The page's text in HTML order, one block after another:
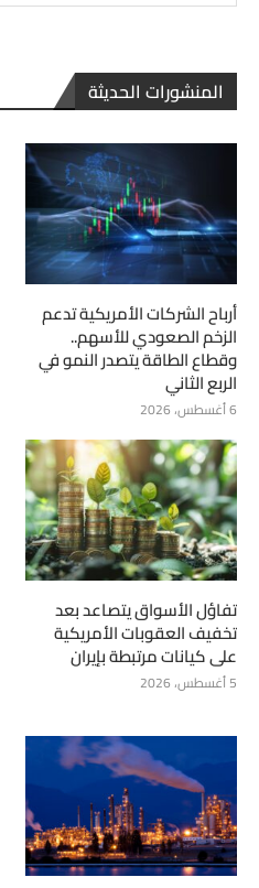
المنشورات الحديثة
أرباح الشركات الأمريكية تدعم
الزخم الصعودي للأسهم..
وقطاع الطاقة يتصدر النمو في
الربع الثاني
6 أغسطس، 2026
تفاؤل الأسواق يتصاعد بعد
تخفيف العقوبات الأمريكية
على كيانات مرتبطة بإيران
5 أغسطس، 2026